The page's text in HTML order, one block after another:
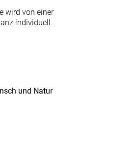
wird von einer
individuell.
und Natur